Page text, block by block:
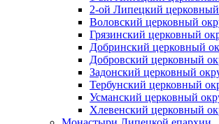
2-ой Липецкий
Воловский церковный
Грязинский церковный
Добринский церковный
Добровский церковный
Задонский церковный
Тербунский церковный
Усманский церковный
Хлевенский церковный